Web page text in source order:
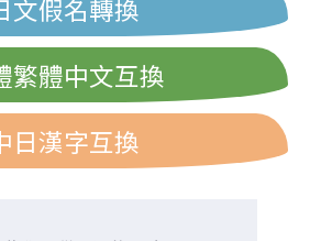
文假名轉換
繁體中文互換
日漢字互換